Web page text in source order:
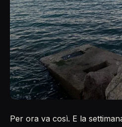
Per ora va così. E la